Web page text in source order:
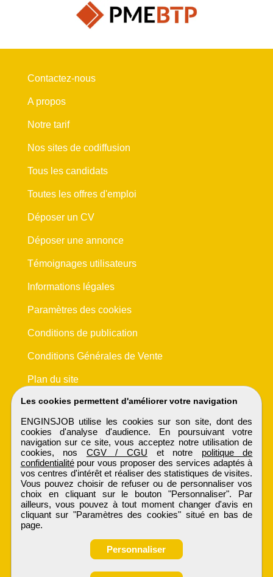
Les cookies permettent d'améliorer votre navigation
ENGINSJOB utilise les cookies sur son site, dont des
cookies d'analyse d'audience. En poursuivant votre
navigation sur ce site, vous acceptez notre utilisation de
cookies, nos CGV / CGU et notre politique de
confidentialitépour vous proposer des services adaptés à
vos centres d'intérêt et réaliser des statistiques de visites.
Vous pouvez choisir de refuser ou de personnaliser vos
choix en cliquant sur le bouton "Personnaliser". Par
ailleurs, vous pouvez à tout moment changer d'avis en
cliquant sur "Paramètres des cookies" situé en bas de
page.
Personnaliser
Contactez-nous
A propos
Notre tarif
Nos sites de codiffusion
Tous les candidats
Toutes les offres d'emploi
Déposer un CV
Déposer une annonce
Témoignages utilisateurs
Informations légales
Paramètres des cookies
Conditions de publication
Conditions Générales de Vente
Plan du site